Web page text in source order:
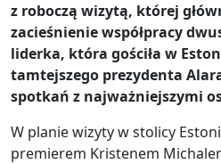
z roboczą wizytą, której
zacieśnienie współpracy
liderka, która gościła w
tamtejszego prezydenta
spotkań z najważniejszymi
W planie wizyty w stolicy
premierem Kristenem